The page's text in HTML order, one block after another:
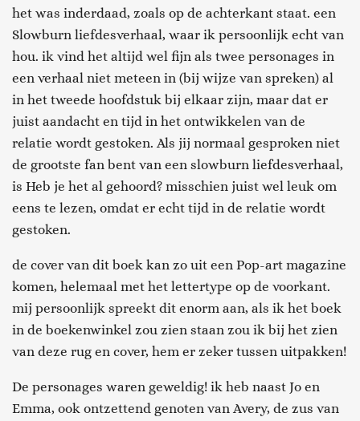
het was inderdaad, zoals op de achterkant staat. een
Slowburn liefdesverhaal, waar ik persoonlijk echt van
hou. ik vind het altijd wel fijn als twee personages in
een verhaal niet meteen in (bij wijze van spreken) al
in het tweede hoofdstuk bij elkaar zijn, maar dat er
juist aandacht en tijd in het ontwikkelen van de
relatie wordt gestoken. Als jij normaal gesproken niet
de grootste fan bent van een slowburn liefdesverhaal,
is Heb je het al gehoord? misschien juist wel leuk om
eens te lezen, omdat er echt tijd in de relatie wordt
gestoken.
de cover van dit boek kan zo uit een Pop-art magazine
komen, helemaal met het lettertype op de voorkant.
mij persoonlijk spreekt dit enorm aan, als ik het boek
in de boekenwinkel zou zien staan zou ik bij het zien
van deze rug en cover, hem er zeker tussen uitpakken!
De personages waren geweldig! ik heb naast Jo en
Emma, ook ontzettend genoten van Avery, de zus van